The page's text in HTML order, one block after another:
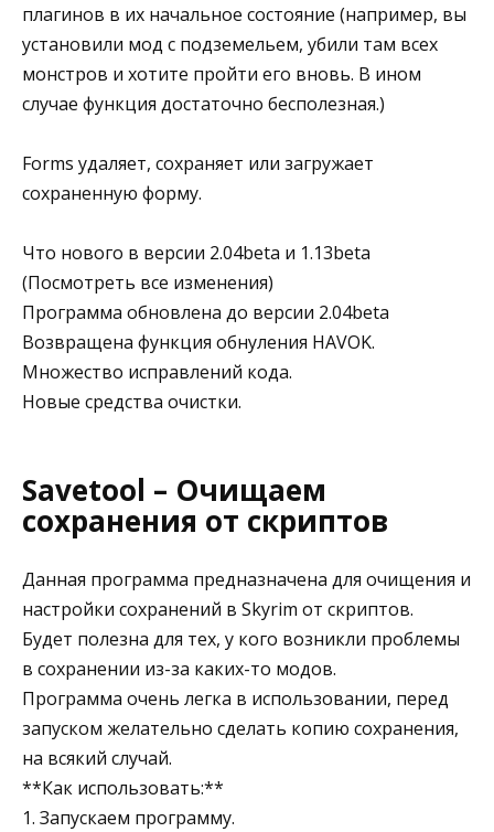
плагинов в их начальное состояние (например, вы
установили мод с подземельем, убили там всех
монстров и хотите пройти его вновь. В ином
случае функция достаточно бесполезная.)
Forms удаляет, сохраняет или загружает
сохраненную форму.
Что нового в версии 2.04beta и 1.13beta
(Посмотреть все изменения)
Программа обновлена до версии 2.04beta
Возвращена функция обнуления HAVOK.
Множество исправлений кода.
Новые средства очистки.
Savetool – Очищаем
сохранения от скриптов
Данная программа предназначена для очищения и
настройки сохранений в Skyrim от скриптов.
Будет полезна для тех, у кого возникли проблемы
в сохранении из-за каких-то модов.
Программа очень легка в использовании, перед
запуском желательно сделать копию сохранения,
на всякий случай.
**Как использовать:**
1. Запускаем программу.